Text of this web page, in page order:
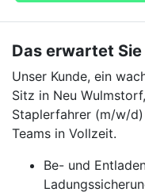
Das erwartet
Unser Kunde, ein
Sitz in Neu
Staplerfahrer (m/w/
Teams in Vollzeit.
Be- und